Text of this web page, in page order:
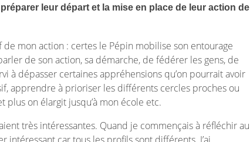
leur départ et la mise en place de leur action de
mon action : certes le Pépin mobilise son entourage
de son action, sa démarche, de fédérer les gens, de
à dépasser certaines appréhensions qu’on pourrait avoir
apprendre à prioriser les différents cercles proches ou
on élargit jusqu’à mon école etc.
très intéressantes. Quand je commençais à réfléchir au